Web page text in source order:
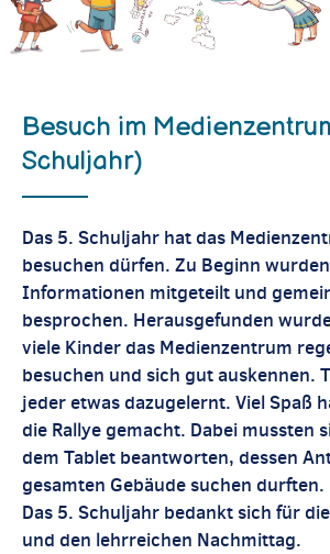
Besuch im
Schuljahr)
Das 5. Schuljahr hat das
besuchen dürfen. Zu Beginn
Informationen mitgeteilt und
besprochen. Herausgefunden
viele Kinder das Medienzentrum
besuchen und sich gut auskennen.
jeder etwas dazugelernt. Viel Spaß
die Rallye gemacht. Dabei mussten
dem Tablet beantworten, dessen
gesamten Gebäude suchen durften.
Das 5. Schuljahr bedankt sich für
und den lehrreichen Nachmittag.